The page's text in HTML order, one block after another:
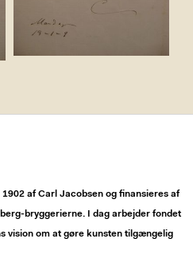
af Carl Jacobsen og finansieres af
bryggerierne. I dag arbejder fondet
vision om at gøre kunsten tilgængelig